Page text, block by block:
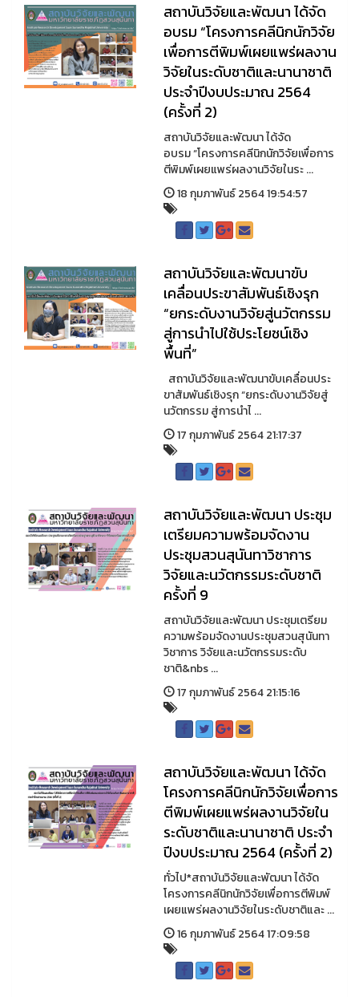
สถาบันวิจัยและพัฒนา ได้จัด
อบรม “โครงการคลีนิกนักวิจัย
เพื่อการตีพิมพ์เผยแพร่ผลงาน
วิจัยในระดับชาติและนานาชาติ
ประจำปีงบประมาณ 2564
(ครั้งที่ 2)
สถาบันวิจัยและพัฒนา ได้จัด
อบรม “โครงการคลีนิกนักวิจัยเพื่อการ
ตีพิมพ์เผยแพร่ผลงานวิจัยในระ ...
18 กุมภาพันธ์ 2564 19:54:57
สถาบันวิจัยและพัฒนาขับ
เคลื่อนประขาสัมพันธ์เชิงรุก
“ยกระดับงานวิจัยสู่นวัตกรรม
สู่การนำไปใช้ประโยชน์เชิง
พื้นที่”
สถาบันวิจัยและพัฒนาขับเคลื่อนประ
ขาสัมพันธ์เชิงรุก “ยกระดับงานวิจัยสู่
นวัตกรรม สู่การนำไ ...
17 กุมภาพันธ์ 2564 21:17:37
สถาบันวิจัยและพัฒนา ประชุม
เตรียมความพร้อมจัดงาน
ประชุมสวนสุนันทาวิชาการ
วิจัยและนวัตกรรมระดับชาติ
ครั้งที่ 9
สถาบันวิจัยและพัฒนา ประชุมเตรียม
ความพร้อมจัดงานประชุมสวนสุนันทา
วิชาการ วิจัยและนวัตกรรมระดับ
ชาติ&nbs ...
17 กุมภาพันธ์ 2564 21:15:16
สถาบันวิจัยและพัฒนา ได้จัด
โครงการคลีนิกนักวิจัยเพื่อการ
ตีพิมพ์เผยแพร่ผลงานวิจัยใน
ระดับชาติและนานาชาติ ประจำ
ปีงบประมาณ 2564 (ครั้งที่ 2)
ทั่วไป*สถาบันวิจัยและพัฒนา ได้จัด
โครงการคลีนิกนักวิจัยเพื่อการตีพิมพ์
เผยแพร่ผลงานวิจัยในระดับชาติและ ...
16 กุมภาพันธ์ 2564 17:09:58